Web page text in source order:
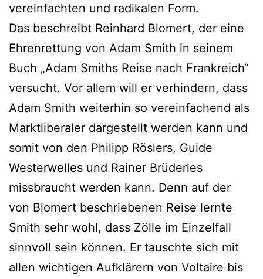
vereinfachten und radikalen Form.
Das beschreibt Reinhard Blomert, der eine
Ehrenrettung von Adam Smith in seinem
Buch „Adam Smiths Reise nach Frankreich“
versucht. Vor allem will er verhindern, dass
Adam Smith weiterhin so vereinfachend als
Marktliberaler dargestellt werden kann und
somit von den Philipp Röslers, Guide
Westerwelles und Rainer Brüderles
missbraucht werden kann. Denn auf der
von Blomert beschriebenen Reise lernte
Smith sehr wohl, dass Zölle im Einzelfall
sinnvoll sein können. Er tauschte sich mit
allen wichtigen Aufklärern von Voltaire bis